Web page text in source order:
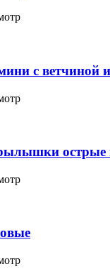
с ветчиной
острые